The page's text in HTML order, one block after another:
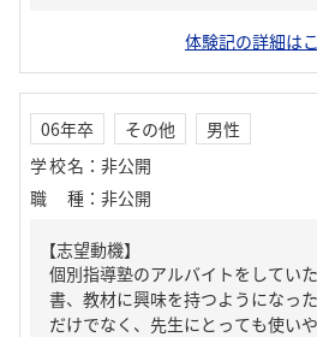
体験記の詳細は
06年卒 その他
男性
学校名 ： 非公開
職種 ： 非公開
【志望動機】
個別指導塾のアルバイトをしてい
書、教材に興味を持つようになっ
だけでなく、先生にとっても使い